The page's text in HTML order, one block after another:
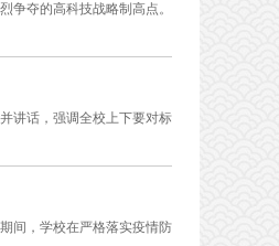
争夺的高科技战略制高点。
讲话，强调全校上下要对标
间，学校在严格落实疫情防